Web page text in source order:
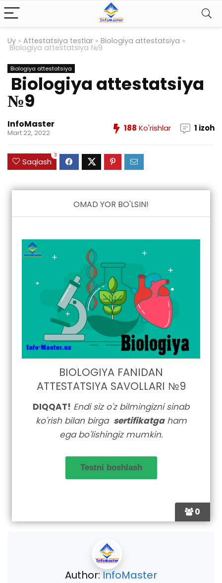
Uy » Attestatsiya testlar » Biologiya attestatsiya »
Biologiya attestatsiya №9
Biologiya attestatsiya
Biologiya attestatsiya
№9
InfoMaster
Mart 22, 2022 188 Ko'rishlar 1 izoh
Saqlash
3
0
OMAD YOR BO'LSIN!
BIOLOGIYA FANIDAN
ATTESTATSIYA SAVOLLARI №9
DIQQAT! Endi siz o'z bilmingizni sinab
ko'rish bilan birga sertifikatgaham
ega bo'lishingiz mumkin.
Author:InfoMaster